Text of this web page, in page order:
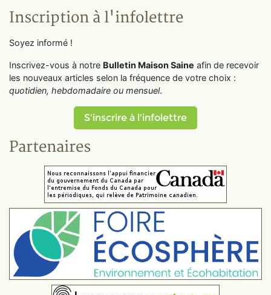
Inscription à l'infolettre
Soyez informé !
Inscrivez-vous à notre Bulletin Maison Saine afin de recevoir
les nouveaux articles selon la fréquence de votre choix :
quotidien, hebdomadaire ou mensuel.
S'inscrire à l'infolettre
Partenaires